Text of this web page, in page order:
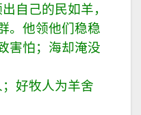
自己的民如羊，
。他领他们稳稳
害怕；海却淹没
好牧人为羊舍